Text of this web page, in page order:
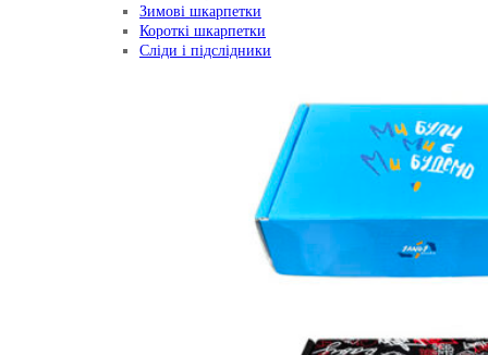
Зимові шкарпетки
Короткі шкарпетки
Сліди і підслідники